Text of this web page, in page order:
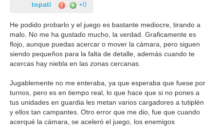
topati +0
He podido probarlo y el juego es bastante mediocre, tirando a
malo. No me ha gustado mucho, la verdad. Graficamente es
flojo, aunque puedas acercar o mover la cámara, pero siguen
siendo pequeños para la falta de detalle, además cuando te
acercas hay niebla en las zonas cercanas.
Jugablemente no me enteraba, ya que esperaba que fuese por
turnos, pero es en tiempo real, lo que hace que si no pones a
tus unidades en guardia les metan varios cargadores a tutiplén
y ellos tan campantes. Otro error que me dio, fue que cuando
acerqué la cámara, se aceleró el juego, los enemigos